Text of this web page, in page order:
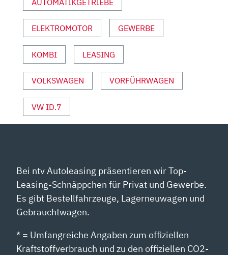
ANZEIGEN
ELEKTROMOTOR GEWERBE
KOMBI LEASING
VOLKSWAGEN VORFÜHRWAGEN
VW ID.7
Bei ntv Autoleasing präsentieren wir Top-
Leasing-Schnäppchen für Privat und Gewerbe.
Es gibt Bestellfahrzeuge, Lagerneuwagen und
Gebrauchtwagen.
* = Umfangreiche Angaben zum offiziellen
Kraftstoffverbrauch und zu den offiziellen CO2-